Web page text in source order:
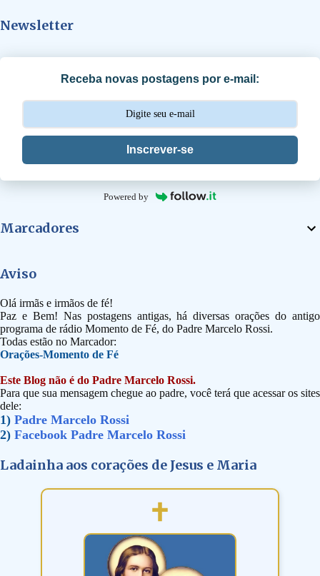
á
s
Newsletter
Receba novas postagens por e-mail:
Inscrever-se
Powered by
Marcadores
Aviso
Olá irmãs e irmãos de fé!
Paz e Bem! Nas postagens antigas, há diversas orações do antigo
programa de rádio Momento de Fé, do Padre Marcelo Rossi.
Todas estão no Marcador:
Orações-Momento de Fé
Este Blog não é do Padre Marcelo Rossi.
Para que sua mensagem chegue ao padre, você terá que acessar os sites
dele:
1) Padre Marcelo Rossi
2) Facebook Padre Marcelo Rossi
Ladainha aos corações de Jesus e Maria